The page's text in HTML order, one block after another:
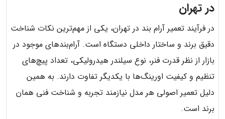
در تهران
در فرآیند تعمیر آرام بند در تهران، یکی از مهم‌ترین نکات شناخت
دقیق برند و ساختار داخلی دستگاه است. آرام‌بندهای موجود در
بازار از نظر قدرت فنر، نوع سیلندر هیدرولیکی، تعداد پیچ‌های
تنظیم و کیفیت اورینگ‌ها با یکدیگر تفاوت دارند. به همین
دلیل تعمیر اصولی هر مدل نیازمند تجربه و شناخت فنی همان
برند است.